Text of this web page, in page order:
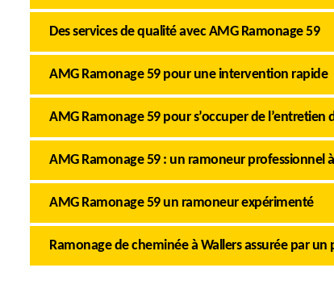
Des services de qualité avec AMG Ramonage 59
AMG Ramonage 59 pour une intervention rapide
AMG Ramonage 59 pour s’occuper de l’entretien
AMG Ramonage 59 : un ramoneur professionnel
AMG Ramonage 59 un ramoneur expérimenté
Ramonage de cheminée à Wallers assurée par un